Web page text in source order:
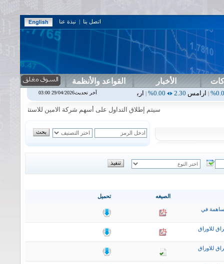
اتصل بنا | نبذة عنا
الأخبار القواعد والأنظمة
2.30
|اربيل 0.00
0.00%
|اسفنج1.87
سيتم إطلاق التداول على أسهم شركة الامين للاستثمار المالي في
تحميل الصيغه
في
للاوراق
للاوراق